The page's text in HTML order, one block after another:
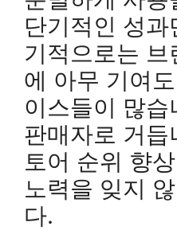
단기적인 성
기적으로는
에 아무 기여
이스들이 많
판매자로 거
토어 순위 향
노력을 잊지
다.